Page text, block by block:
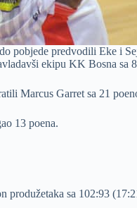
pobjede predvodili Eke i
ekipu KK Bosna sa
Marcus Garret sa 21
13 poena.
sa 102:93